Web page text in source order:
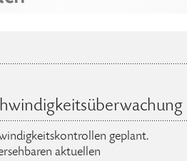
geplant.
aktuellen